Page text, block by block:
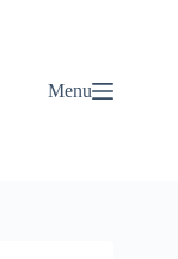
Menu